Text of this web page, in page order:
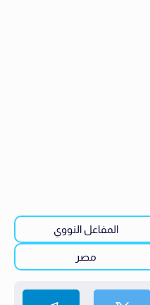
المفاعل النووي
مصر